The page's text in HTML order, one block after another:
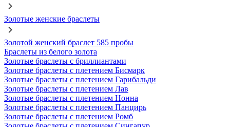
Золотые женские браслеты
Золотой женский браслет 585 пробы
Браслеты из белого золота
Золотые браслеты с бриллиантами
Золотые браслеты с плетением Бисмарк
Золотые браслеты с плетением Гарибальди
Золотые браслеты с плетением Лав
Золотые браслеты с плетением Нонна
Золотые браслеты с плетением Панцирь
Золотые браслеты с плетением Ромб